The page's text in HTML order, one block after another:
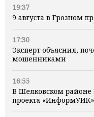
19:37
9 августа в Грозном
17:30
Эксперт объяснил,
мошенниками
16:55
В Шелковском районе
проекта «ИнформУИК»